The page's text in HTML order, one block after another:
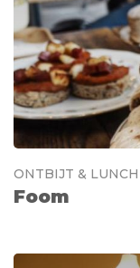
ONTBIJT & LUNCH
Foom